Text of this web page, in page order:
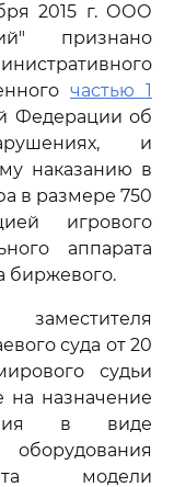
2015 г. ООО
признано
частью 1
Федерации об
и
наказанию в
в размере 750
игрового
аппарата
биржевого.
суда от 20
судьи
на назначение
в виде
модели